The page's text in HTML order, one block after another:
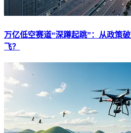
万亿低空赛道“深蹲起跳”：从政策
飞？